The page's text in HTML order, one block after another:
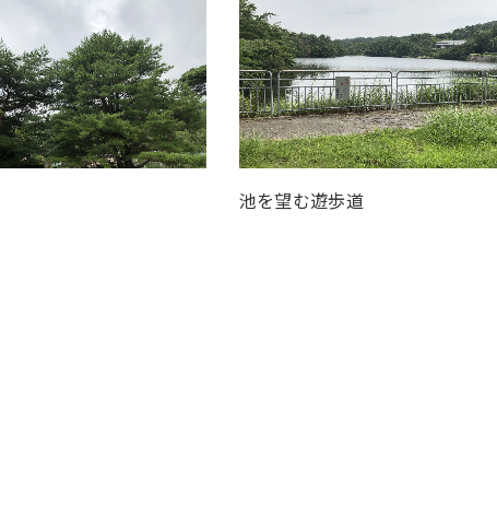
池を望む遊歩道